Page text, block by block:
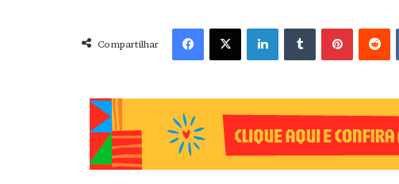
Compartilhar
Facebook X Linkedin